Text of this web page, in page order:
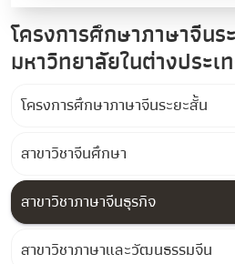
โครงการศึกษาภาษาจีน
มหาวิทยาลัยในต่างประเ
โครงการศึกษาภาษาจีนระยะสั้น
สาขาวิชาจีนศึกษา
สาขาวิชาภาษาจีนธุรกิจ
สาขาวิชาภาษาและวัฒนธรรมจีน